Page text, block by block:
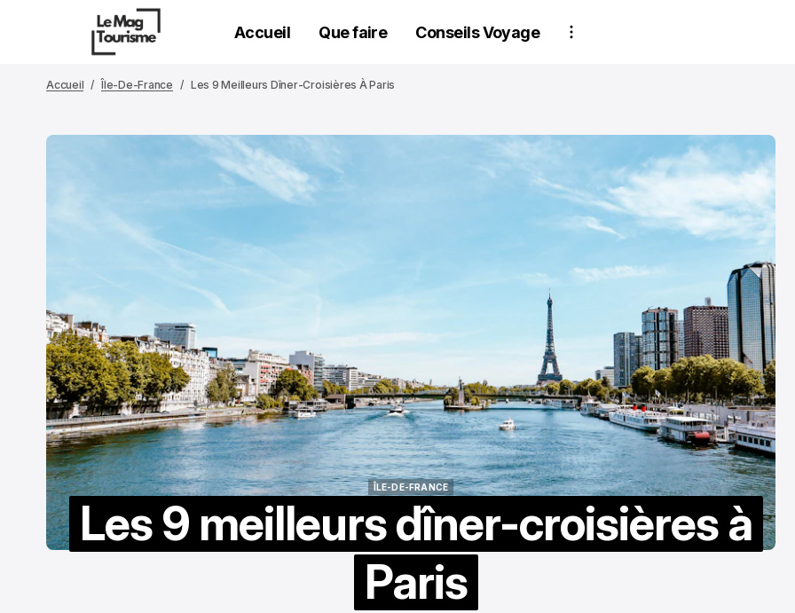
Accueil Que faire Conseils Voyage
Accueil Île-De-France Les 9 Meilleurs Dîner-Croisières À Paris
ÎLE-DE-FRANCE
Les 9 meilleurs dîner-croisières à
Paris
PARTENAIRES
Estime ton bien :
Conseils d'experts
pour une évaluation
précise
oct. 31, 2025